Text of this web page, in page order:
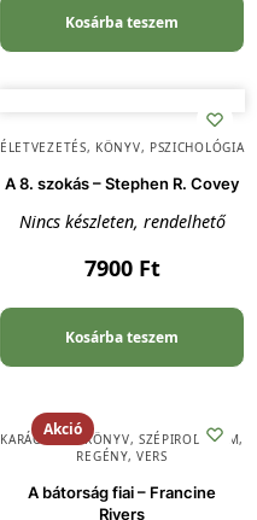
Kosárba teszem
ÉLETVEZETÉS, KÖNYV, PSZICHOLÓGIA
A 8. szokás – Stephen R. Covey
Nincs készleten, rendelhető
7900 Ft
Kosárba teszem
Akció
KARÁCSONY,KÖNYV, SZÉPIRODALOM,
REGÉNY, VERS
A bátorság fiai – Francine
Rivers